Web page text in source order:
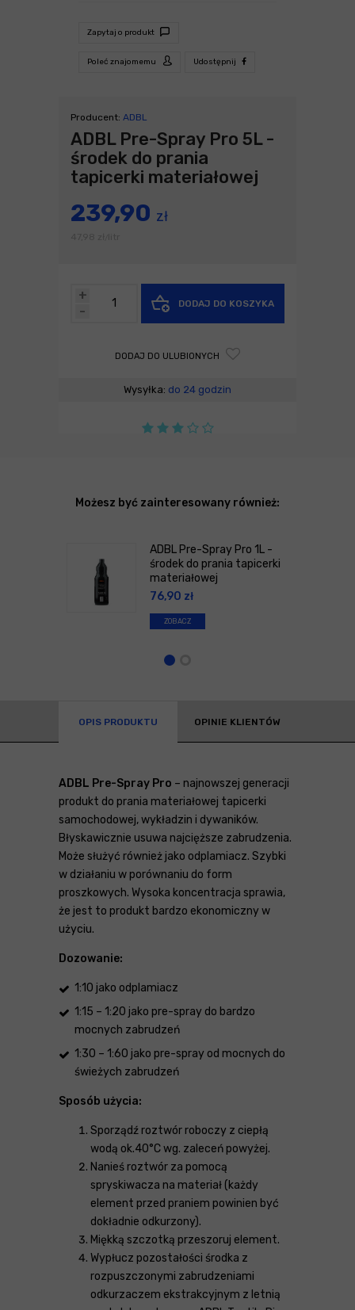
Zapytaj o produkt
Poleć znajomemu Udostępnij
Producent: ADBL
ADBL Pre-Spray Pro 5L -
środek do prania
tapicerki materiałowej
239,90 zł
-
+
DODAJ DO KOSZYKA
DODAJ DO ULUBIONYCH
Wysyłka: do 24 godzin
Możesz być zainteresowany również:
ADBL Pre-Spray Pro 1L -
środek do prania tapicerki
materiałowej
76,90 zł
ZOBACZ
OPIS PRODUKTU OPINIE KLIENTÓW
ADBL Pre-Spray Pro – najnowszej generacji
produkt do prania materiałowej tapicerki
samochodowej, wykładzin i dywaników.
Błyskawicznie usuwa najcięższe zabrudzenia.
Może służyć również jako odplamiacz. Szybki
w działaniu w porównaniu do form
proszkowych. Wysoka koncentracja sprawia,
że jest to produkt bardzo ekonomiczny w
użyciu.
Dozowanie:
1:10 jako odplamiacz
1:15 – 1:20 jako pre-spray do bardzo
mocnych zabrudzeń
1:30 – 1:60 jako pre-spray od mocnych do
świeżych zabrudzeń
Sposób użycia:
Sporządź roztwór roboczy z ciepłą
wodą ok.40°C wg. zaleceń powyżej.
Nanieś roztwór za pomocą
spryskiwacza na materiał (każdy
element przed praniem powinien być
dokładnie odkurzony).
Miękką szczotką przeszoruj element.
Wypłucz pozostałości środka z
rozpuszczonymi zabrudzeniami
odkurzaczem ekstrakcyjnym z letnią